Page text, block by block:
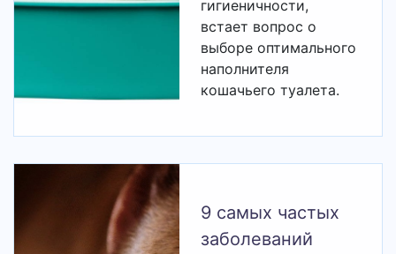
гигиеничности,
встает вопрос о
выборе оптимального
наполнителя
кошачьего туалета.
9 самых частых
заболеваний